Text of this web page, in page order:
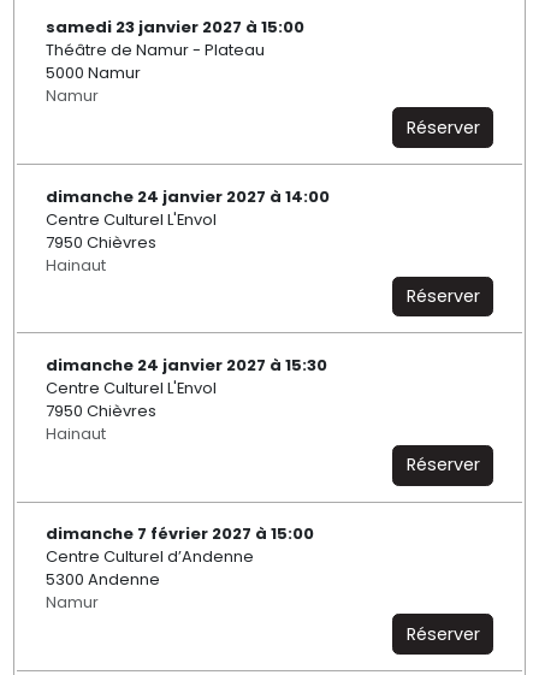
samedi 23 janvier 2027 à 15:00
Théâtre de Namur - Plateau
5000 Namur
Namur
Réserver
dimanche 24 janvier 2027 à 14:00
Centre Culturel L'Envol
7950 Chièvres
Hainaut
Réserver
dimanche 24 janvier 2027 à 15:30
Centre Culturel L'Envol
7950 Chièvres
Hainaut
Réserver
dimanche 7 février 2027 à 15:00
Centre Culturel d’Andenne
5300 Andenne
Namur
Réserver